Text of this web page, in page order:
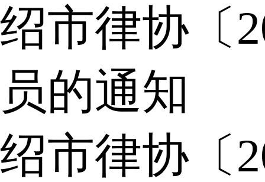
绍市律协〔
员的通知
绍市律协〔